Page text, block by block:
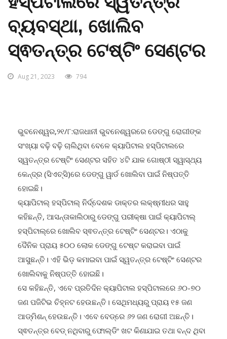
ବ୍ୟବସ୍ଥା, ଖୋଲିବ
ସ୍ଵତନ୍ତ୍ର ଟେଷ୍ଟିଂ ସେଣ୍ଟର
Aug 21, 2023 794
ଭୁବନେଶ୍ୱର,୨୧/୮:ରାଜଧାନୀ ଭୁବନେଶ୍ୱରରେ ଡେଙ୍ଗୁ ରୋଗୀଙ୍କ
ସଂଖ୍ୟା ବଢ଼ି ବଢ଼ି ଚାଲିଥିବା ବେଳେ କ୍ୟାପିଟାଲ ହସ୍ପିଟାଲରେ
ସ୍ୱତନ୍ତ୍ର ଟେଷ୍ଟିଂ ସେଣ୍ଟର ସହିତ ୪ଟି ଯାକ ଗୋଷ୍ଠୀ ସ୍ୱାସ୍ଥ୍ୟ
କେନ୍ଦ୍ର (ସିଏଚ୍ସି)ରେ ଡେଙ୍ଗୁ ୱାର୍ଡ ଖୋଲିବା ପାଇଁ ନିଷ୍ପତ୍ତି
ହୋଇଛି।
କ୍ୟାପିଟାଲ୍ ହସ୍ପିଟାଲ୍ ନିର୍ଦ୍ଦେଶକ ଡାକ୍ତର ଲକ୍ଷ୍ମୀଧର ସାହୁ
କହିଛନ୍ତି, ଆସନ୍ତାକାଲିଠାରୁ ଡେଙ୍ଗୁ ପରୀକ୍ଷା ପାଇଁ କ୍ୟାପିଟାଲ୍
ହସ୍ପିଟାଲ୍ରେ ଖୋଲିବ ସ୍ଵତନ୍ତ୍ର ଟେଷ୍ଟିଂ ସେଣ୍ଟର। ଏଠାକୁ
ଦୈନିକ ପ୍ରାୟ ୫୦୦ ଲୋକ ଡେଙ୍ଗୁ ଟେଷ୍ଟ କରାଇବା ପାଇଁ
ଆସୁଛନ୍ତି। ଏହି ଭିଡ଼ କମାଇବା ପାଇଁ ସ୍ୱତନ୍ତ୍ର ଟେଷ୍ଟିଂ ସେଣ୍ଟର
ଖୋଲିବାକୁ ନିଷ୍ପତ୍ତି ହୋଇଛି।
ସେ କହିଛନ୍ତି, ଏବେ ପ୍ରତିଦିନ କ୍ୟାପିଟାଲ ହସ୍ପିଟାଲରେ ୬୦-୭୦
ଜଣ ପଜିଟିଭ ଚିହ୍ନଟ ହେଉଛନ୍ତି। ସେଥିମଧ୍ୟରୁ ପ୍ରାୟ ୧୫ ଜଣ
ଆଡ୍ମିଶନ୍ ହେଉଛନ୍ତି। ଏବେ ବେଡ୍ରେ ୬୨ ଜଣ ରୋଗୀ ଅଛନ୍ତି।
ସ୍ଵତନ୍ତ୍ର ବେଡ୍ ନଥିବାରୁ ଫୋଲ୍ଡିଂ ଖଟ କିଣାଯାଇ ତଥା ବନ୍ଦ ଥିବା